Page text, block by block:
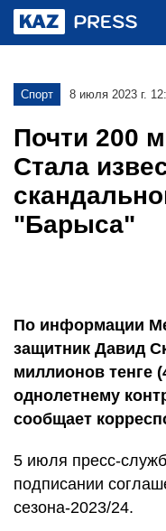
Спорт 8 июля 2023 г.
Почти 200
Стала
"Барыса"
По информации
защитник Давид
миллионов тенге
однолетнему
сообщает
5 июля пресс-
подписании
сезона-2023/24.